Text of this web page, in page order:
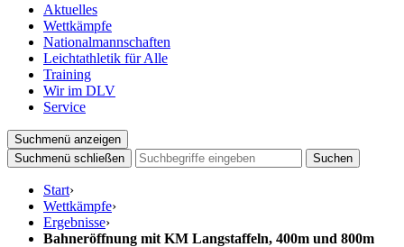
Aktuelles
Wettkämpfe
Nationalmannschaften
Leichtathletik für Alle
Training
Wir im DLV
Service
Suchmenü anzeigen
Suchmenü schließen
Suchen
Start›
Wettkämpfe›
Ergebnisse›
Bahneröffnung mit KM Langstaffeln, 400m und 800m